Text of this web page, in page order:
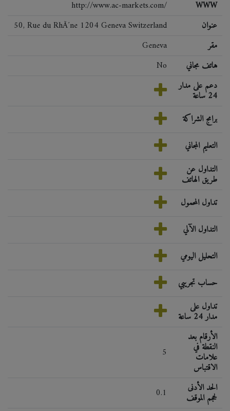
http://www.ac-markets.com/
WWW
50, Rue du RhÃ´ne 1204 Geneva Switzerland
عنوان
Geneva
مقر
No
هاتف مجاني
دعم على مدار
24 ساعة
برامج الشراكة
التعليم المجاني
التداول عن
طريق الهاتف
تداول المحمول
التداول الآلي
التحليل اليومي
حساب تجريبي
تداول على
مدار 24 ساعة
5
الأرقام بعد
النقطة في
علامات
الاقتباس
0.1
الحد الأدنى
لحجم الموقف